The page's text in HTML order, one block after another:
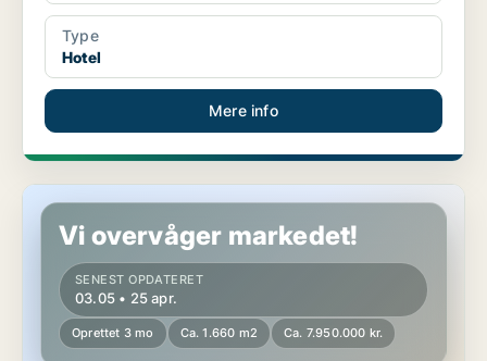
Type
Hotel
Mere info
Hotelejendom i Stenstrup
Vi overvåger markedet!
SENEST OPDATERET
03.05 • 25 apr.
Oprettet 3 mo Ca. 1.660 m2 Ca. 7.950.000 kr.